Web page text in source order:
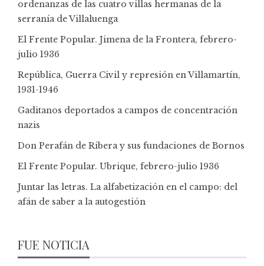
ordenanzas de las cuatro villas hermanas de la
serranía de Villaluenga
El Frente Popular. Jimena de la Frontera, febrero-
julio 1936
República, Guerra Civil y represión en Villamartín,
1931-1946
Gaditanos deportados a campos de concentración
nazis
Don Perafán de Ribera y sus fundaciones de Bornos
El Frente Popular. Ubrique, febrero-julio 1936
Juntar las letras. La alfabetización en el campo: del
afán de saber a la autogestión
FUE NOTICIA